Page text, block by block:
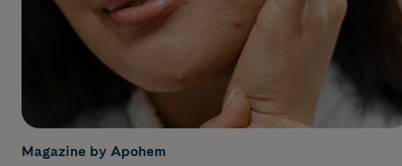
Magazine by Apohem